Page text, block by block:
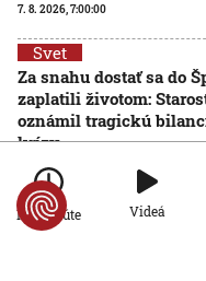
7. 8. 2026, 7:00:00
Svet
Za snahu dostať sa do
zaplatili životom:
oznámil tragickú
krízy
6. 8. 2026, 16:16:47
Svet
Žena v Taliansku
Po minúte Videá